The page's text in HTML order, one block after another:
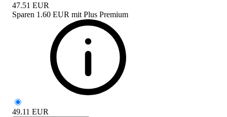
47.51 EUR
Sparen 1.60 EUR mit Plus Premium
49.11 EUR